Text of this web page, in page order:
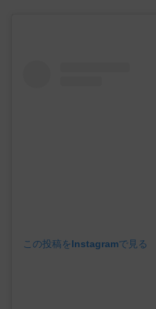
この投稿をInstagramで見る